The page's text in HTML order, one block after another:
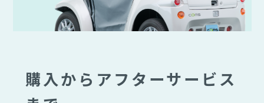
購入からアフターサービス